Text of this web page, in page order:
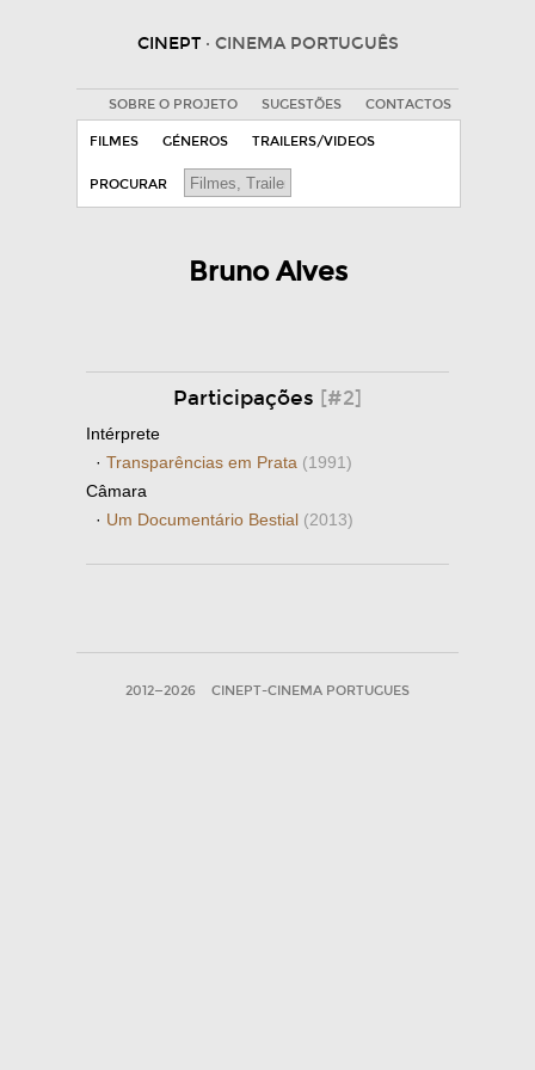
CINEPT · CINEMA PORTUGUÊS
SOBRE O PROJETO SUGESTÕES CONTACTOS
FILMES GÉNEROS TRAILERS/VIDEOS
PROCURAR
Bruno Alves
Participações [#2]
Intérprete
· Transparências em Prata (1991)
Câmara
· Um Documentário Bestial (2013)
2012—2026 CINEPT-CINEMA PORTUGUES